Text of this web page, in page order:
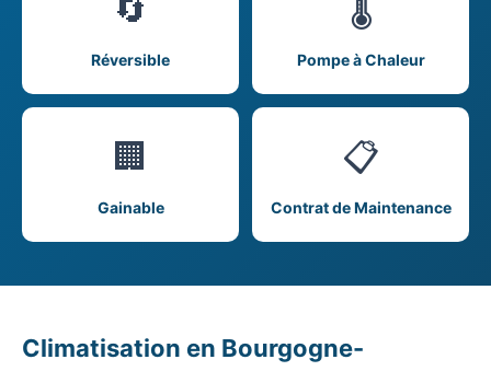
🔄
Réversible
🌡️
Pompe à Chaleur
🏢
Gainable
📋
Contrat de Maintenance
Climatisation en Bourgogne-